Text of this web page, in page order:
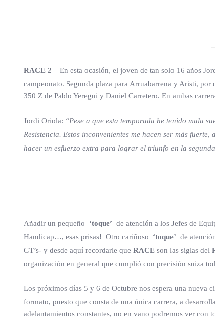
RACE 2 – En esta ocasión, el joven de tan solo 16 años
campeonato. Segunda plaza para Arruabarrena y Aristi,
350 Z de Pablo Yeregui y Daniel Carretero. En ambas
Jordi Oriola: “Pese a que esta temporada he tenido mala
Resistencia. Estos inconvenientes me hacen ser más
hacer un esfuerzo extra para lograr el triunfo en la
Añadir un pequeño ‘toque’ de atención a los Jefes de
Handicap…, esas prisas! Otro cariñoso ‘toque’ de
GT’s- y desde aquí recordarle que RACE son las siglas del
organización en general que cumplió con precisión suiza
Los próximos días 5 y 6 de Octubre nos espera una nueva
formato, puesto que consta de una única carrera, a
adelantamientos constantes, no en vano podremos ver